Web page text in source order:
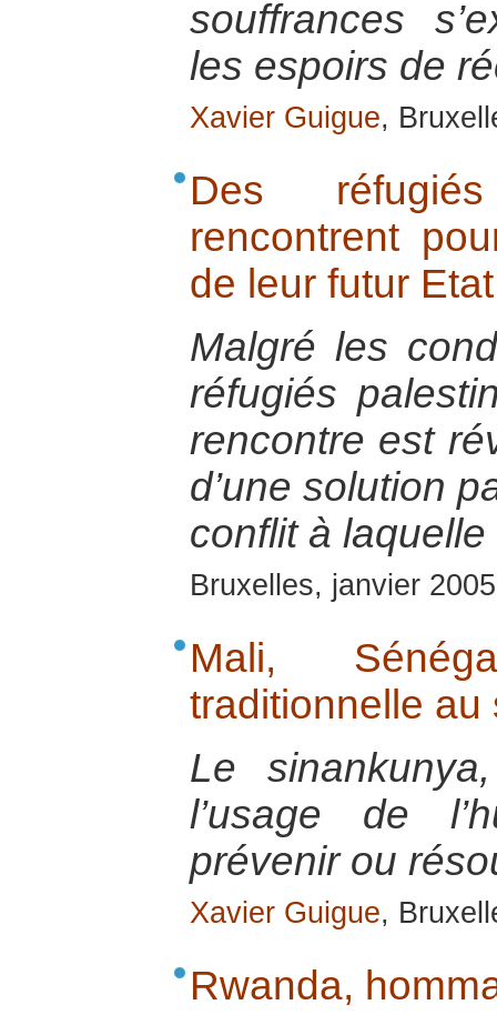
souffrances
les espoirs de
Xavier Guigue,
Des
rencontrent
de leur futur Etat
Malgré les
réfugiés
rencontre est
d’une solution
conflit à
Bruxelles, janvier 2005
Mali,
traditionnelle
Le
l’usage de
prévenir ou
Xavier Guigue,
Rwanda,